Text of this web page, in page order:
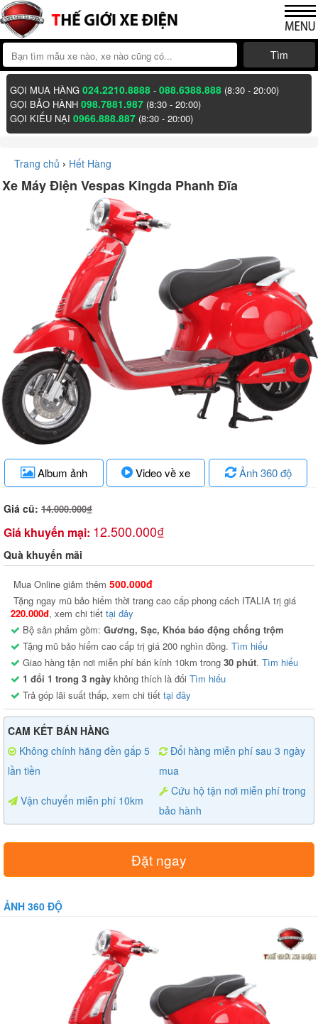
Tìm
GỌI MUA HÀNG024.2210.8888 -088.6388.888 (8:30 - 20:00)
GỌI BẢO HÀNH098.7881.987 (8:30 - 20:00)
GỌI KIẾU NẠI0966.888.887 (8:30 - 20:00)
Trang chủ › Hết Hàng
Xe Máy Điện Vespas Kingda Phanh Đĩa
Album ảnh Video về xe Ảnh 360 độ
Giá cũ: 14.000.000₫
Giá khuyến mại: 12.500.000₫
Quà khuyến mãi
Mua Online giảm thêm 500.000đ
Tặng ngay mũ bảo hiểm thời trang cao cấp phong cách ITALIA trị giá
220.000đ, xem chi tiết tại đây
Bộ sản phẩm gồm: Gương, Sạc, Khóa báo động chống trộm
Tặng mũ bảo hiểm cao cấp trị giá 200 nghìn đồng. Tìm hiểu
Giao hàng tận nơi miễn phí bán kính 10km trong 30 phút. Tìm hiểu
1 đổi 1 trong 3 ngày không thích là đổi Tìm hiểu
Trả góp lãi suất thấp, xem chi tiết tại đây
CAM KẾT BÁN HÀNG
Không chính hãng đền gấp 5
lần tiền
Đổi hàng miễn phí sau 3 ngày
mua
Vận chuyển miễn phí 10km
Cứu hộ tận nơi miễn phí trong
bảo hành
Đặt ngay
ẢNH 360 ĐỘ